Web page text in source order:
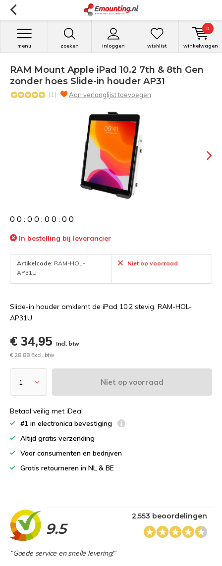
zoeken inloggen
menu wishlist winkelwagen
0
RAM Mount Apple iPad 10.2 7th & 8th Gen
zonder hoes Slide-in houder AP31
(1) Aan verlanglijst toevoegen
0 0 : 0 0 : 0 0 : 0 0
In bestelling bij leverancier
Artikelcode: RAM-HOL-
AP31U
Niet op voorraad
Slide-in houder omklemt de iPad 10.2 stevig. RAM-HOL-
AP31U
€ 34,95
Incl. btw
€ 28,88 Excl. btw
Niet op voorraad
Betaal veilig met iDeal
#1 in electronica bevestiging
Altijd gratis verzending
Voor consumenten en bedrijven
Gratis retourneren in NL & BE
9.5
2.553 beoordelingen
“Goede service en snelle levering!”